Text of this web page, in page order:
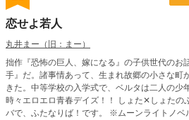
恋せよ若人
丸井まー（旧：まー）
拙作『恐怖の巨人、嫁になる』の子供世代のお話です。 ベルタは『
手』だ。諸事情あって、生まれ故郷の小さな町
きた。中等学校の入学式で、ベルタは二人の少
時々エロエロ青春デイズ！！ しょた✕しょたのふたなりば！ ※ふたなり♂＋リ
バで、ふたなりば！です。 ※ムーンライトノベ